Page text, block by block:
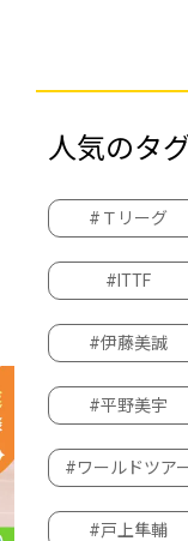
人気のタ
#Ｔリーグ
#ITTF
#伊藤美誠
#平野美宇
#ワールドツア
#戸上隼輔